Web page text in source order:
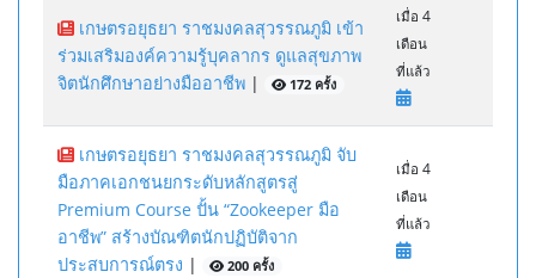
เกษตรอยุธยา ราชมงคลสุวรรณภูมิ เข้า
ร่วมเสริมองค์ความรู้บุคลากร ดูแลสุขภาพ
จิตนักศึกษาอย่างมืออาชีพ | 172 ครั้ง
เมื่อ 4
เดือน
ที่แล้ว
เกษตรอยุธยา ราชมงคลสุวรรณภูมิ จับ
มือภาคเอกชนยกระดับหลักสูตรสู่
Premium Course ปั้น “Zookeeper มือ
อาชีพ” สร้างบัณฑิตนักปฏิบัติจาก
ประสบการณ์ตรง | 200 ครั้ง
เมื่อ 4
เดือน
ที่แล้ว